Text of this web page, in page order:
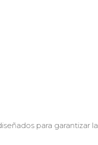
para garantizar la